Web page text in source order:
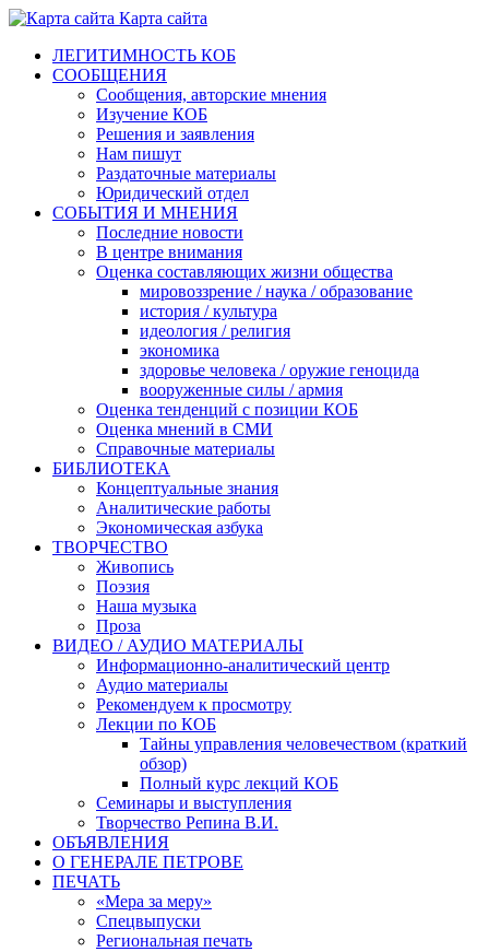
Карта сайта
ЛЕГИТИМНОСТЬ КОБ
СООБЩЕНИЯ
Сообщения, авторские мнения
Изучение КОБ
Решения и заявления
Нам пишут
Раздаточные материалы
Юридический отдел
СОБЫТИЯ И МНЕНИЯ
Последние новости
В центре внимания
Оценка составляющих жизни общества
мировоззрение / наука / образование
история / культура
идеология / религия
экономика
здоровье человека / оружие геноцида
вооруженные силы / армия
Оценка тенденций с позиции КОБ
Оценка мнений в СМИ
Справочные материалы
БИБЛИОТЕКА
Концептуальные знания
Аналитические работы
Экономическая азбука
ТВОРЧЕСТВО
Живопись
Поэзия
Наша музыка
Проза
ВИДЕО / АУДИО МАТЕРИАЛЫ
Информационно-аналитический центр
Аудио материалы
Рекомендуем к просмотру
Лекции по КОБ
Тайны управления человечеством (краткий
обзор)
Полный курс лекций КОБ
Семинары и выступления
Творчество Репина В.И.
ОБЪЯВЛЕНИЯ
О ГЕНЕРАЛЕ ПЕТРОВЕ
ПЕЧАТЬ
«Мера за меру»
Спецвыпуски
Региональная печать